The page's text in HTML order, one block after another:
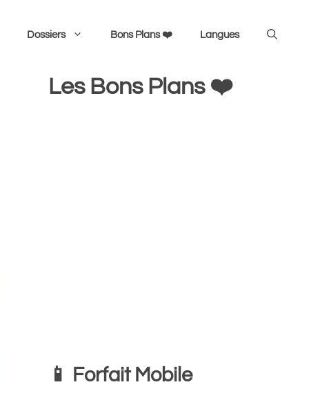
Dossiers Bons Plans ❤️ Langues
Les Bons Plans ❤️
📱 Forfait Mobile